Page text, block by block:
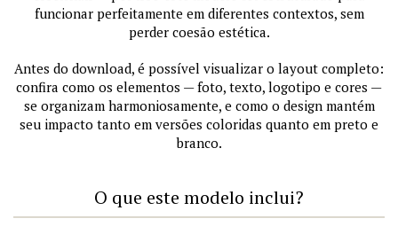
funcionar perfeitamente em diferentes contextos, sem
perder coesão estética.
Antes do download, é possível visualizar o layout completo:
confira como os elementos — foto, texto, logotipo e cores —
se organizam harmoniosamente, e como o design mantém
seu impacto tanto em versões coloridas quanto em preto e
branco.
O que este modelo inclui?